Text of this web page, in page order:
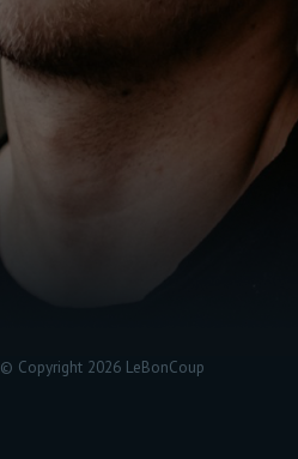
© Copyright 2026 LeBonCoup